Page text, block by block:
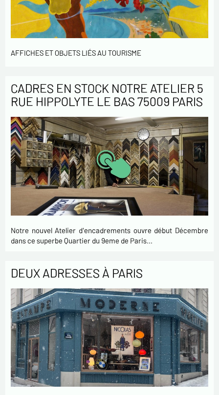
AFFICHES ET OBJETS LIÉS AU TOURISME
CADRES EN STOCK NOTRE ATELIER 5
RUE HIPPOLYTE LE BAS 75009 PARIS
Notre nouvel Atelier d'encadrements ouvre début Décembre
dans ce superbe Quartier du 9eme de Paris…
DEUX ADRESSES À PARIS